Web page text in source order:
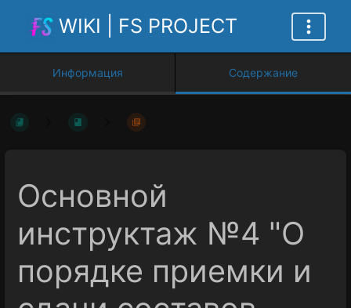
WIKI | FS PROJECT
Информация Содержание
Основной
инструктаж №4 "О
порядке приемки и